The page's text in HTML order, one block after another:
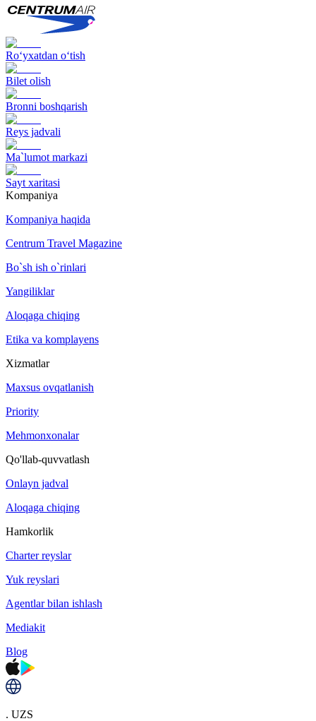
Ro‘yxatdan o‘tish
Bilet olish
Bronni boshqarish
Reys jadvali
Ma`lumot markazi
Sayt xaritasi
Kompaniya
Kompaniya haqida
Centrum Travel Magazine
Bo`sh ish o`rinlari
Yangiliklar
Aloqaga chiqing
Etika va komplayens
Xizmatlar
Maxsus ovqatlanish
Priority
Mehmonxonalar
Qo'llab-quvvatlash
Onlayn jadval
Aloqaga chiqing
Hamkorlik
Charter reyslar
Yuk reyslari
Agentlar bilan ishlash
Mediakit
Blog
. UZS